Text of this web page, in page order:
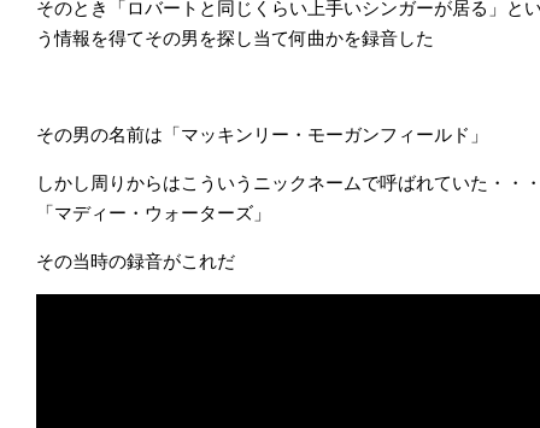
そのとき「ロバートと同じくらい上手いシンガーが居る」と
う情報を得てその男を探し当て何曲かを録音した
その男の名前は「マッキンリー・モーガンフィールド」
しかし周りからはこういうニックネームで呼ばれていた・・
「マディー・ウォーターズ」
その当時の録音がこれだ